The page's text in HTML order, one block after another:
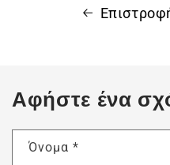
Αφήστε ένα
Όνομα *